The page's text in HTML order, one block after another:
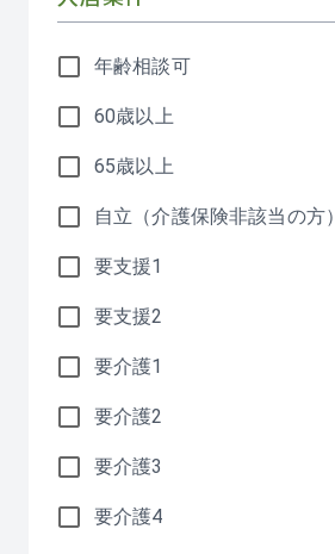
年齢相談可
60歳以上
65歳以上
自立（介護保険非該当の方）
要支援1
要支援2
要介護1
要介護2
要介護3
要介護4